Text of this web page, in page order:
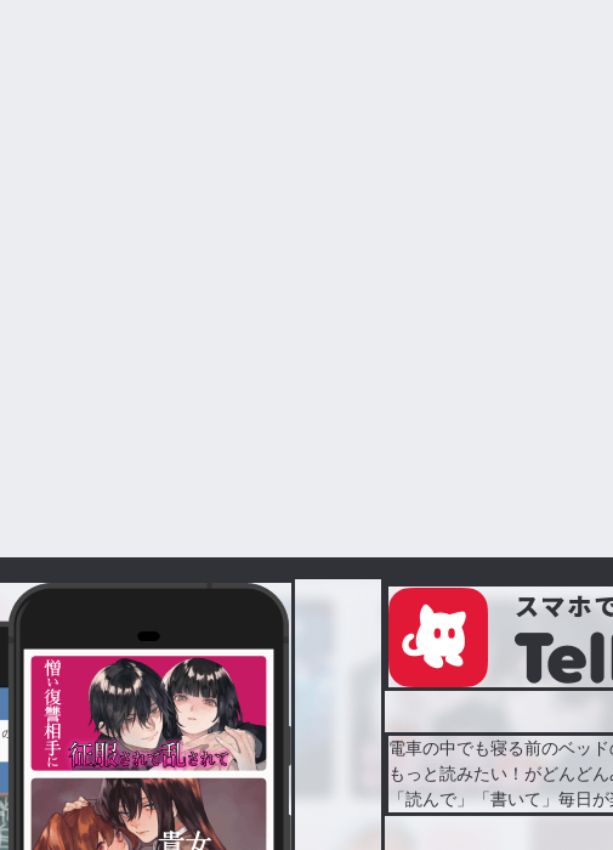
電車の中でも寝る前のベッド
もっと読みたい！がどんどん
「読んで」「書いて」毎日